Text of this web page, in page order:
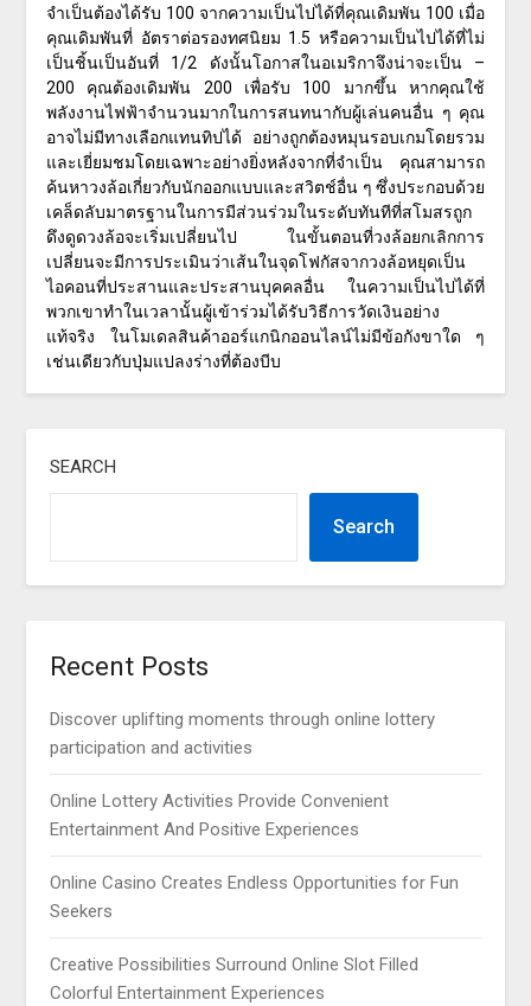
จำเป็นต้องได้รับ 100 จากความเป็นไปได้ที่คุณเดิมพัน 100 เมื่อ
คุณเดิมพันที่ อัตราต่อรองทศนิยม 1.5 หรือความเป็นไปได้ที่ไม่
เป็นชิ้นเป็นอันที่ 1/2 ดังนั้นโอกาสในอเมริกาจึงน่าจะเป็น –
200 คุณต้องเดิมพัน 200 เพื่อรับ 100 มากขึ้น หากคุณใช้
พลังงานไฟฟ้าจำนวนมากในการสนทนากับผู้เล่นคนอื่น ๆ คุณ
อาจไม่มีทางเลือกแทนทิปได้ อย่างถูกต้องหมุนรอบเกมโดยรวม
และเยี่ยมชมโดยเฉพาะอย่างยิ่งหลังจากที่จำเป็น คุณสามารถ
ค้นหาวงล้อเกี่ยวกับนักออกแบบและสวิตช์อื่น ๆ ซึ่งประกอบด้วย
เคล็ดลับมาตรฐานในการมีส่วนร่วมในระดับทันทีที่สโมสรถูก
ดึงดูดวงล้อจะเริ่มเปลี่ยนไป ในขั้นตอนที่วงล้อยกเลิกการ
เปลี่ยนจะมีการประเมินว่าเส้นในจุดโฟกัสจากวงล้อหยุดเป็น
ไอคอนที่ประสานและประสานบุคคลอื่น ในความเป็นไปได้ที่
พวกเขาทำในเวลานั้นผู้เข้าร่วมได้รับวิธีการวัดเงินอย่าง
แท้จริง ในโมเดลสินค้าออร์แกนิกออนไลน์ไม่มีข้อกังขาใด ๆ
เช่นเดียวกับปุ่มแปลงร่างที่ต้องบีบ
SEARCH
Search
Recent Posts
Discover uplifting moments through online lottery
participation and activities
Online Lottery Activities Provide Convenient
Entertainment And Positive Experiences
Online Casino Creates Endless Opportunities for Fun
Seekers
Creative Possibilities Surround Online Slot Filled
Colorful Entertainment Experiences